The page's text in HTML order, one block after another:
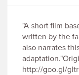
"A short film
written by the
also narrates
http://goo.gl/